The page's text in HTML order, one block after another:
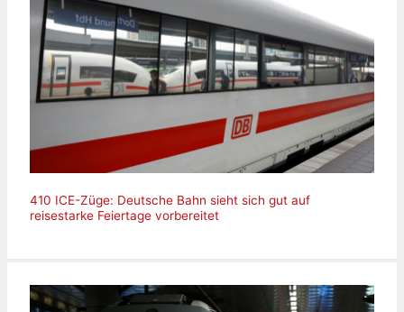
410 ICE-Züge: Deutsche Bahn sieht sich gut auf
reisestarke Feiertage vorbereitet